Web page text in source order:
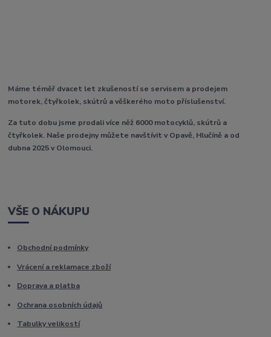
Máme téměř dvacet let zkušeností se servisem a prodejem
motorek, čtyřkolek, skútrů a věškerého moto příslušenství.
Za tuto dobu jsme prodali více něž 6000 motocyklů, skútrů a
čtyřkolek. Naše prodejny můžete navštívit v Opavě, Hlučíně a od
dubna 2025 v Olomouci.
VŠE O NÁKUPU
Obchodní podmínky
Vrácení a reklamace zboží
Doprava a platba
Ochrana osobních údajů
Tabulky velikostí